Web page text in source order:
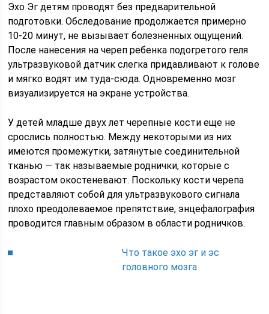
Эхо Эг детям проводят без предварительной
подготовки. Обследование продолжается примерно
10-20 минут, не вызывает болезненных ощущений.
После нанесения на череп ребенка подогретого геля
ультразвуковой датчик слегка придавливают к голове
и мягко водят им туда-сюда. Одновременно мозг
визуализируется на экране устройства.
У детей младше двух лет черепные кости еще не
срослись полностью. Между некоторыми из них
имеются промежутки, затянутые соединительной
тканью — так называемые роднички, которые с
возрастом окостеневают. Поскольку кости черепа
представляют собой для ультразвукового сигнала
плохо преодолеваемое препятствие, энцефалография
проводится главным образом в области родничков.
Что такое эхо эг и эс
головного мозга